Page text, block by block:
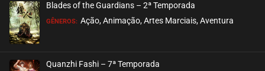
Blades of the Guardians – 2ª Temporada
GÊNEROS: Ação, Animação, Artes Marciais, Aventura
Quanzhi Fashi – 7ª Temporada